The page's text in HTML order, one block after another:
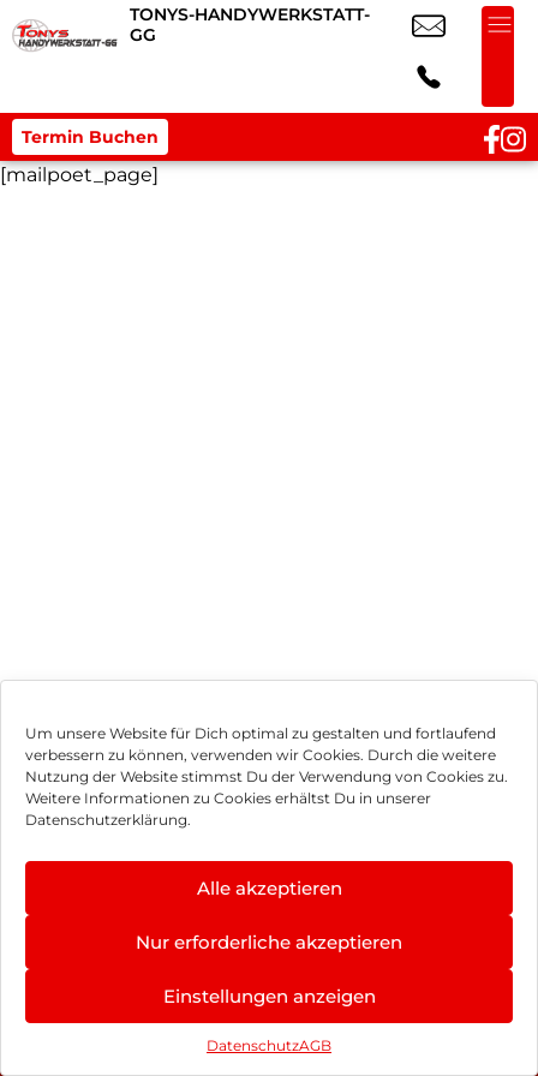
Um unsere Website für Dich optimal zu gestalten und fortlaufend
verbessern zu können, verwenden wir Cookies. Durch die weitere
Nutzung der Website stimmst Du der Verwendung von Cookies zu.
Weitere Informationen zu Cookies erhältst Du in unserer
Datenschutzerklärung.
Alle akzeptieren
Nur erforderliche akzeptieren
Einstellungen anzeigen
DatenschutzAGB
TONYS-HANDYWERKSTATT-
GG
Termin Buchen
[mailpoet_page]
Impressum
Hinweis zur Batterieentsorgung
Newsletter
, Brodos AG – All Rights Reserved.